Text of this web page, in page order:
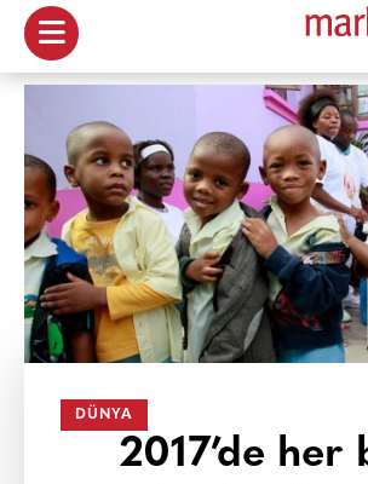
DÜNYA
2017’de her